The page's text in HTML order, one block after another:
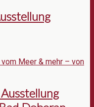
Meer & mehr – von